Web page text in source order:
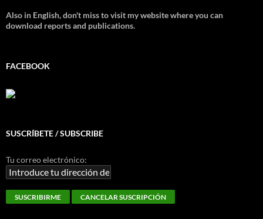
Also in English, don't miss to visit my website where you can
download reports and publications.
FACEBOOK
SUSCRÍBETE / SUBSCRIBE
Tu correo electrónico: